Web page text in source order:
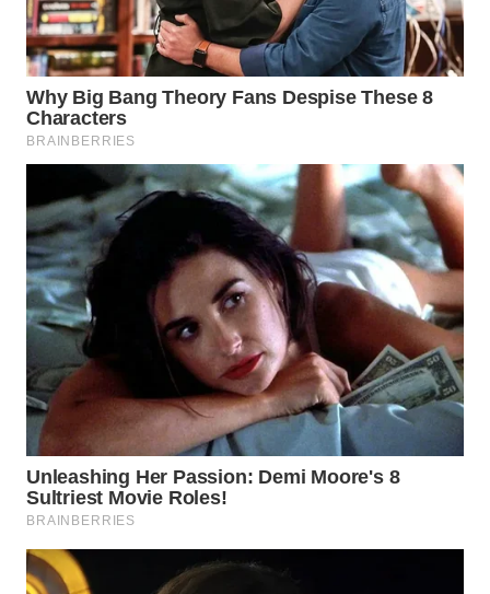
WN
KUNINGAN
WN
MAJALENGKA
WN
SUBANG
WN
SUKABUMI
WN
PURWAKARTA
WN
PRIANGAN
TIMUR
WN